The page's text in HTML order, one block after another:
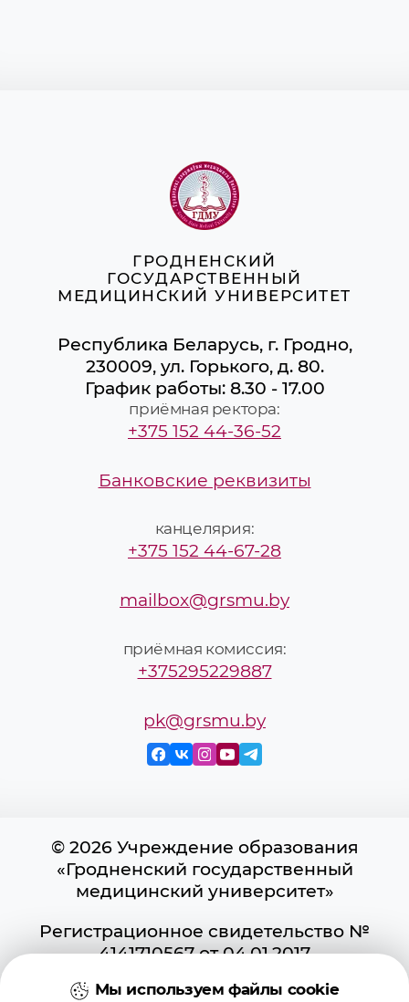
ГРОДНЕНСКИЙ
ГОСУДАРСТВЕННЫЙ
МЕДИЦИНСКИЙ УНИВЕРСИТЕТ
Республика Беларусь, г. Гродно,
230009, ул. Горького, д. 80.
График работы: 8.30 - 17.00
приёмная ректора:
+375 152 44-36-52
Банковские реквизиты
канцелярия:
+375 152 44-67-28
mailbox@grsmu.by
приёмная комиссия:
+375295229887
pk@grsmu.by
© 2026 Учреждение образования
«Гродненский государственный
медицинский университет»
Регистрационное свидетельство №
4141710567 от 04.01.2017
информационных ресурсов
Мы используем файлы cookie